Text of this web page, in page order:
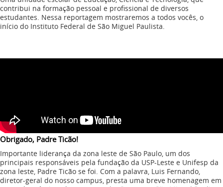
contribui na formação pessoal e profissional de diversos
estudantes. Nessa reportagem mostraremos a todos vocês, o
início do Instituto Federal de São Miguel Paulista.
Obrigado, Padre Ticão!
Importante liderança da zona leste de São Paulo, um dos
principais responsáveis pela fundação da USP-Leste e Unifesp da
zona leste, Padre Ticão se foi. Com a palavra, Luis Fernando,
diretor-geral do nosso campus, presta uma breve homenagem em